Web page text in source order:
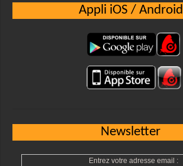
Appli iOS / Android
Newsletter
Entrez votre adresse email :